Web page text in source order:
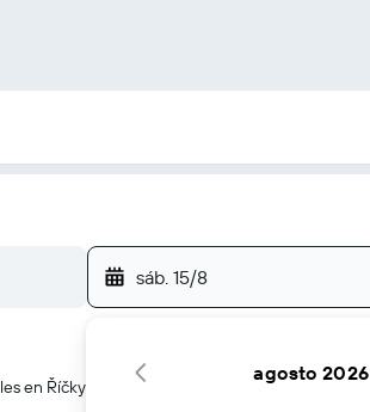
sáb. 15/8
en Říčky
agosto 2026